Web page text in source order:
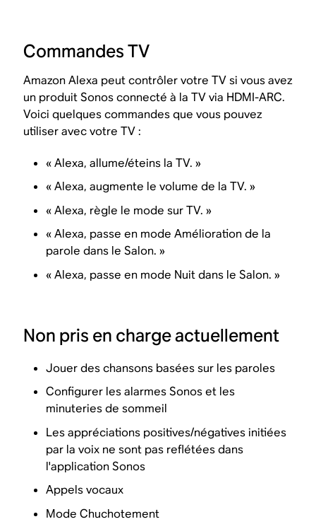
Commandes TV
Amazon Alexa peut contrôler votre TV si vous avez
un produit Sonos connecté à la TV via HDMI-ARC.
Voici quelques commandes que vous pouvez
utiliser avec votre TV :
« Alexa, allume/éteins la TV. »
« Alexa, augmente le volume de la TV. »
« Alexa, règle le mode sur TV. »
« Alexa, passe en mode Amélioration de la
parole dans le Salon. »
« Alexa, passe en mode Nuit dans le Salon. »
Non pris en charge actuellement
Jouer des chansons basées sur les paroles
Configurer les alarmes Sonos et les
minuteries de sommeil
Les appréciations positives/négatives initiées
par la voix ne sont pas reflétées dans
l'application Sonos
Appels vocaux
Mode Chuchotement